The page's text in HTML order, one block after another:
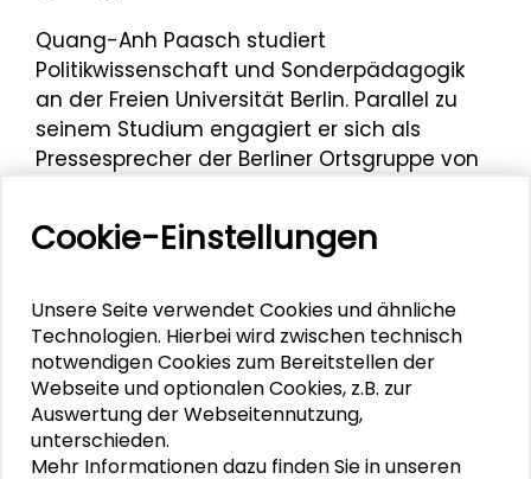
Quang-Anh Paasch studiert
Politikwissenschaft und Sonderpädagogik
an der Freien Universität Berlin. Parallel zu
seinem Studium engagiert er sich als
Pressesprecher der Berliner Ortsgruppe von
Berliner Klimastreiks. Seit Februar 2020 ist er
Mitglied im Klimabeirat der Berliner
Familie.
Im Rahmen der Darmstädter Tage der
Transformation war er Impulsgeber am 18.
März 2021 am Podiumsgespräch zum Thema
„White Days for Future? Aktuelle
Klimaschutzdiskurse aus postkolonialer und
Cookie-Einstellungen
Unsere Seite verwendet Cookies und ähnliche
Technologien. Hierbei wird zwischen technisch
notwendigen Cookies zum Bereitstellen der
Webseite und optionalen Cookies, z.B. zur
Auswertung der Webseitennutzung,
unterschieden.
Mehr Informationen dazu finden Sie in unseren